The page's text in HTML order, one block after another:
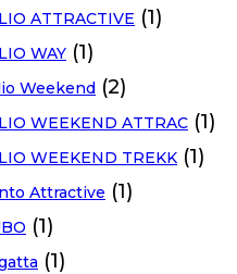
ATTRACTIVE (1)
WAY (1)
Weekend (2)
WEEKEND ATTRAC (1)
WEEKEND TREKK (1)
Attractive (1)
(1)
(1)